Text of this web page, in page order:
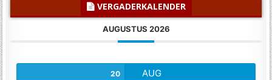
VERGADERKALENDER
AUGUSTUS 2026
20
AUG